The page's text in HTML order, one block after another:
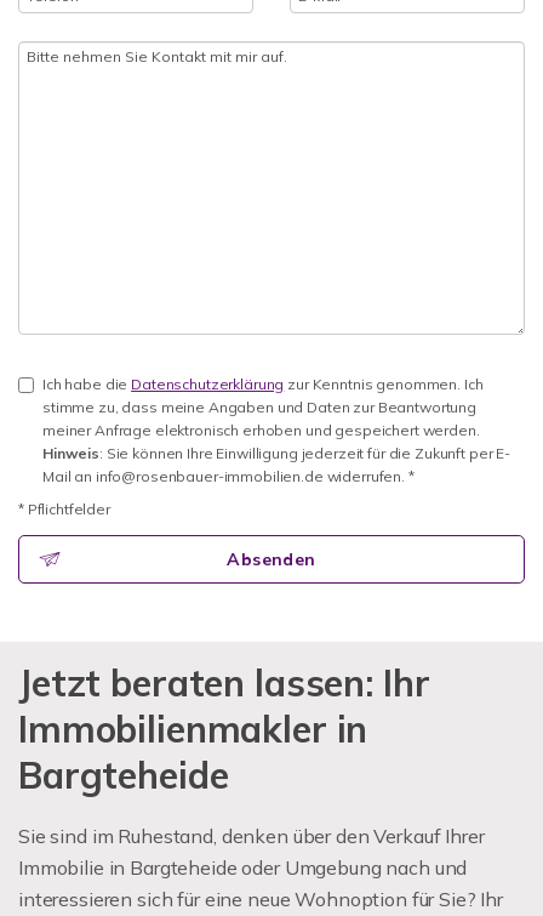
Ich habe die Datenschutzerklärung zur Kenntnis genommen. Ich
stimme zu, dass meine Angaben und Daten zur Beantwortung
meiner Anfrage elektronisch erhoben und gespeichert werden.
Hinweis: Sie können Ihre Einwilligung jederzeit für die Zukunft per E-
Mail an info@rosenbauer-immobilien.de widerrufen. *
* Pflichtfelder
Absenden
Jetzt beraten lassen: Ihr
Immobilienmakler in
Bargteheide
Sie sind im Ruhestand, denken über den Verkauf Ihrer
Immobilie in Bargteheide oder Umgebung nach und
interessieren sich für eine neue Wohnoption für Sie? Ihr